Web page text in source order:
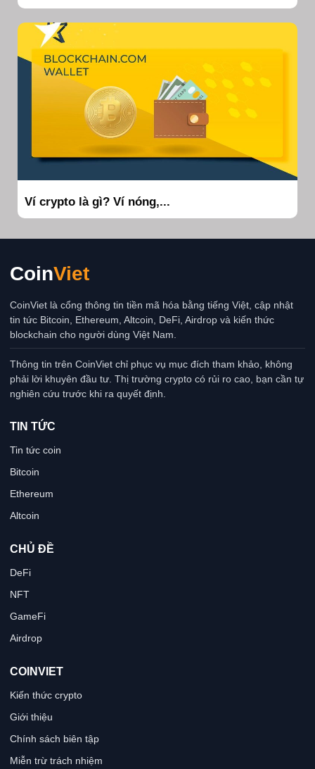
Ví crypto là gì? Ví nóng,...
CoinViet
CoinViet là cổng thông tin tiền mã hóa bằng tiếng Việt, cập nhật
tin tức Bitcoin, Ethereum, Altcoin, DeFi, Airdrop và kiến thức
blockchain cho người dùng Việt Nam.
Thông tin trên CoinViet chỉ phục vụ mục đích tham khảo, không
phải lời khuyên đầu tư. Thị trường crypto có rủi ro cao, bạn cần tự
nghiên cứu trước khi ra quyết định.
TIN TỨC
Tin tức coin
Bitcoin
Ethereum
Altcoin
CHỦ ĐỀ
DeFi
NFT
GameFi
Airdrop
COINVIET
Kiến thức crypto
Giới thiệu
Chính sách biên tập
Miễn trừ trách nhiệm